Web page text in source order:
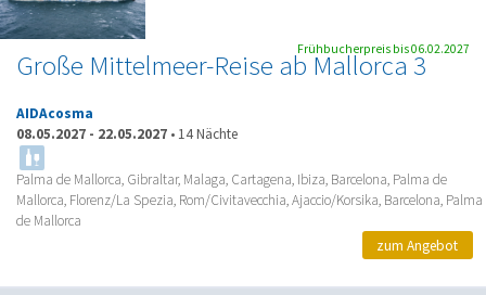
Große Mittelmeer-Reise ab Mallorca 3
AIDAcosma
08.05.2027 - 22.05.2027 • 14 Nächte
Palma de Mallorca, Gibraltar, Malaga, Cartagena, Ibiza, Barcelona, Palma de
Mallorca, Florenz/La Spezia, Rom/Civitavecchia, Ajaccio/Korsika, Barcelona, Palma
de Mallorca
Frühbucherpreis bis 06.02.2027
zum Angebot